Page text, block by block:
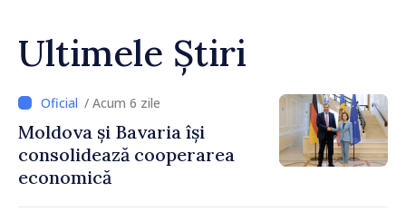
Ultimele Știri
/ Acum 6 zile
Moldova și Bavaria își
consolidează cooperarea
economică